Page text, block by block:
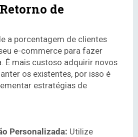
de
a porcentagem de clientes
e-commerce para fazer
É mais custoso adquirir novos
os existentes, por isso é
estratégias de
Personalizada: Utilize